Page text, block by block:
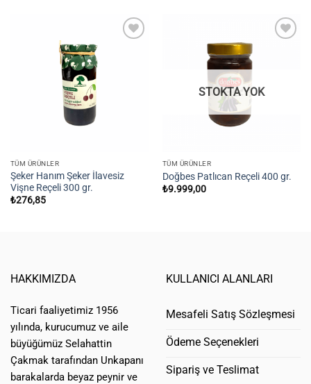
TÜM ÜRÜNLER
Şeker Hanım Şeker İlavesiz
Vişne Reçeli 300 gr.
₺276,85
STOKTA YOK
TÜM ÜRÜNLER
Doğbes Patlıcan Reçeli 400 gr.
₺9.999,00
HAKKIMIZDA
Ticari faaliyetimiz 1956
yılında, kurucumuz ve aile
büyüğümüz Selahattin
Çakmak tarafından Unkapanı
barakalarda beyaz peynir ve
KULLANICI ALANLARI
Mesafeli Satış Sözleşmesi
Ödeme Seçenekleri
Sipariş ve Teslimat